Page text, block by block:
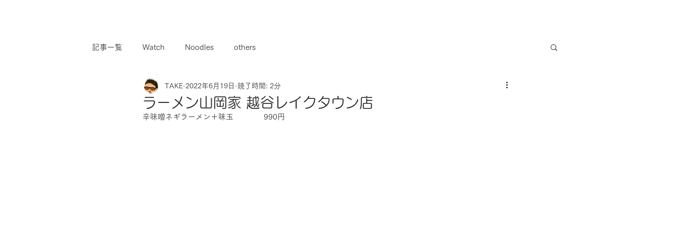
記事一覧 Watch Noodles others
ラーメン山岡家 越谷レイクタウン店
TAKE 2022年6月19日 読了時間: 2分
辛味噌ネギラーメン＋味玉　　　　990円